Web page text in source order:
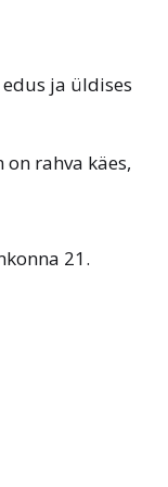
ja üldises
rahva käes,
21.